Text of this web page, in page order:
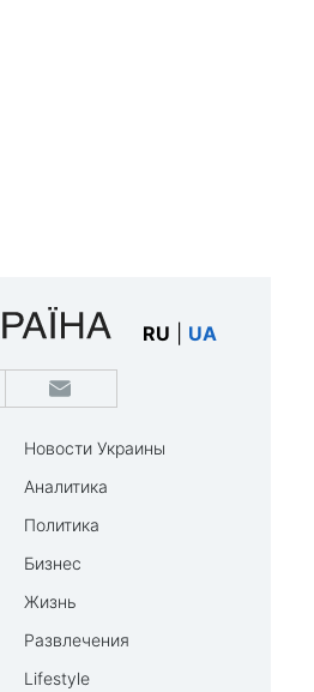
RU UA
Новости Украины
Аналитика
Политика
Бизнес
Жизнь
Развлечения
Lifestyle